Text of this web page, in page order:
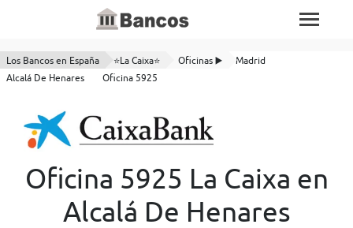
Los Bancos en España ⭐La Caixa⭐ Oficinas ▶️
Madrid
Alcalá De Henares
Oficina 5925
Oficina 5925 La Caixa en
Alcalá De Henares